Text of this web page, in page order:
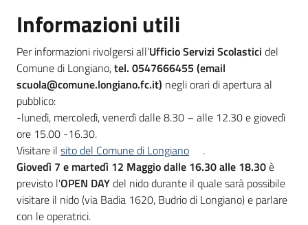
Informazioni utili
Per informazioni rivolgersi all’Ufficio Servizi Scolastici del
Comune di Longiano,tel. 0547666455 (email
scuola@comune.longiano.fc.it) negli orari di apertura al
pubblico:
-lunedì, mercoledì, venerdì dalle 8.30 – alle 12.30 e giovedì
ore 15.00 -16.30.
Visitare il sito del Comune di Longiano
.
Giovedì 7 e martedì 12 Maggio dalle 16.30 alle 18.30è
previsto l'OPEN DAYdel nido durante il quale sarà possibile
visitare il nido (via Badia 1620, Budrio di Longiano) e parlare
con le operatrici.